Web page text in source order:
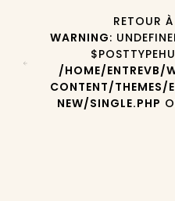
RETOUR
WARNING:
/HOME/ENTREVB/
CONTENT/THEMES/
NEW/SINGLE.PHP